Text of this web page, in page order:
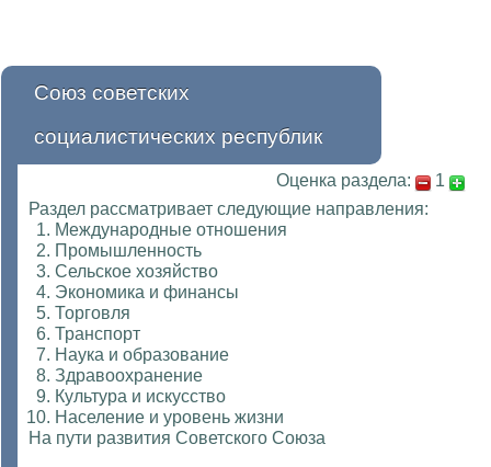
Союз советских
социалистических республик
Оценка раздела:
1
Раздел рассматривает следующие направления:
Международные отношения
Промышленность
Сельское хозяйство
Экономика и финансы
Торговля
Транспорт
Наука и образование
Здравоохранение
Культура и искусство
Население и уровень жизни
На пути развития Советского Союза